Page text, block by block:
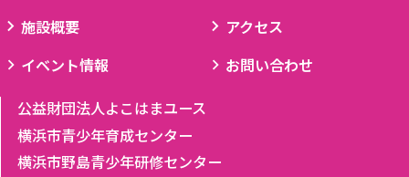
施設概要
イベント情報
アクセス
お問い合わせ
公益財団法人よこはまユース
横浜市青少年育成センター
横浜市野島青少年研修センター